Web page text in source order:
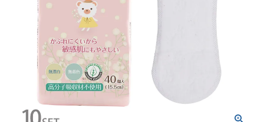
ン) おりもの専
用シート オー
ガニックコット
(税込)